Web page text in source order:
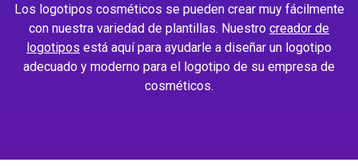
Los logotipos cosméticos se pueden crear muy fácilmente
con nuestra variedad de plantillas. Nuestro creador de
logotipos está aquí para ayudarle a diseñar un logotipo
adecuado y moderno para el logotipo de su empresa de
cosméticos.